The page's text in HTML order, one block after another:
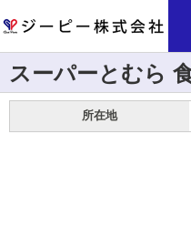
スーパーとむら
所在地